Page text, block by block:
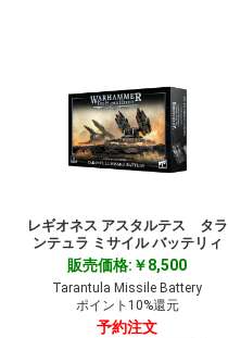
レギオネス アスタルテス タラ
ンテュラ ミサイル バッテリィ
販売価格:￥8,500
Tarantula Missile Battery
ポイント10%還元
予約注文